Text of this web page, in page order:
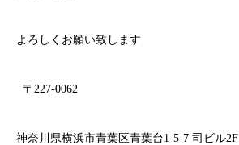
よろしくお願い致します
〒227-0062
神奈川県横浜市青葉区青葉台1-5-7 司ビル2F